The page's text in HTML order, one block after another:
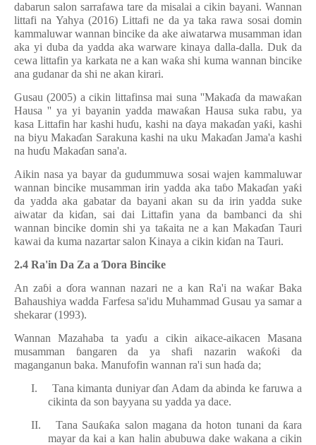
dabarun salon sarrafawa tare da misalai a cikin bayani. Wannan
littafi na Yahya (2016) Littafi ne da ya taka rawa sosai domin
kammaluwar wannan bincike da ake aiwatarwa musamman idan
aka yi duba da yadda aka warware kinaya dalla-dalla. Duk da
cewa littafin ya karkata ne a kan waƙa shi kuma wannan bincike
ana gudanar da shi ne akan kirari.
Gusau (2005) a cikin littafinsa mai suna ''Makaɗa da mawaƙan
Hausa '' ya yi bayanin yadda mawaƙan Hausa suka rabu, ya
kasa Littafin har kashi huɗu, kashi naɗaya makaɗan yaƙi, kashi
na biyu Makaɗan Sarakuna kashi na uku Makaɗan Jama'a kashi
na huɗu Makaɗan sana'a.
Aikin nasa ya bayar da gudummuwa sosai wajen kammaluwar
wannan bincike musamman irin yadda aka taɓo Makaɗan yaƙi
da yadda aka gabatar da bayani akan su da irin yadda suke
aiwatar da kiɗan, sai dai Littafin yana da bambanci da shi
wannan bincike domin shi ya taƙaita ne a kan Makaɗan Tauri
kawai da kuma nazartar salon Kinaya a cikin kiɗan na Tauri.
2.4 Ra'in Da Za a Ɗora Bincike
An zaɓi a ɗora wannan nazari ne a kan Ra'i na waƙar Baka
Bahaushiya wadda Farfesa sa'idu Muhammad Gusau ya samar a
shekarar (1993).
Wannan Mazahaba ta yaɗu a cikin aikace-aikacen Masana
musamman ɓangaren da ya shafi nazarin waƙoƙi da
maganganun baka. Manufofin wannan ra'i sun haɗa da;
I.
Tana kimanta duniyarɗan Adam da abinda ke faruwa a
cikinta da son bayyana su yadda ya dace.
II.
Tana Sauƙaƙa salon magana da hoton tunani da ƙara
mayar da kai a kan halin abubuwa dake wakana a cikin